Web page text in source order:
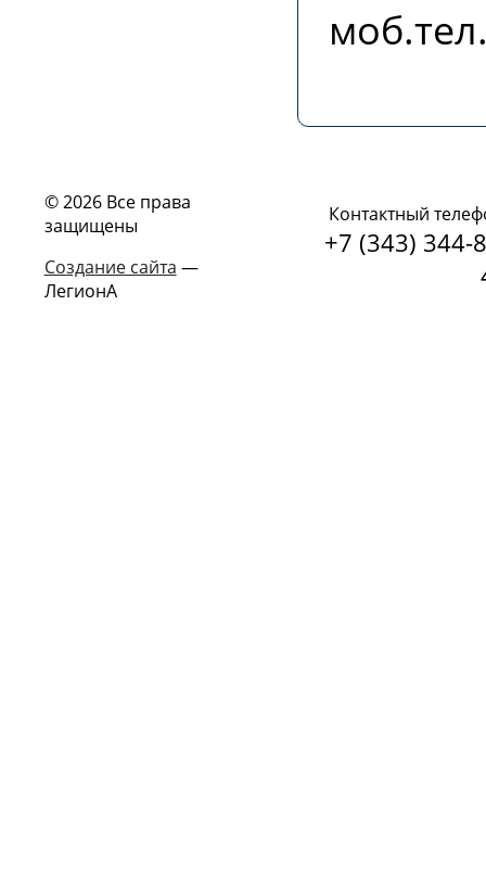
© 2026 Все права
защищены
Создание сайта —
ЛегионА
Контактный
+7 (343) 344-